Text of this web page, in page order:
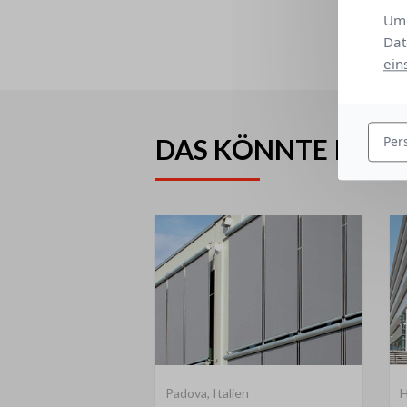
DAS KÖNNTE
Padova, Italien